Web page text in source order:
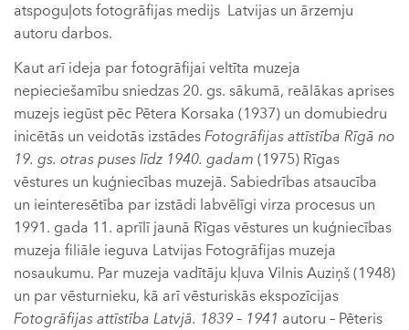
atspoguļots fotogrāfijas medijs Latvijas un ārzemju
autoru darbos.
Kaut arī ideja par fotogrāfijai veltīta muzeja
nepieciešamību sniedzas 20. gs. sākumā, reālākas aprises
muzejs iegūst pēc Pētera Korsaka (1937) un domubiedru
inicētās un veidotās izstādesFotogrāfijas attīstība Rīgā no
19. gs. otras puses līdz 1940. gadam (1975) Rīgas
vēstures un kuģniecības muzejā. Sabiedrības atsaucība
un ieinteresētība par izstādi labvēlīgi virza procesus un
1991. gada 11. aprīlī jaunā Rīgas vēstures un kuģniecības
muzeja filiāle ieguva Latvijas Fotogrāfijas muzeja
nosaukumu. Par muzeja vadītāju kļuva Vilnis Auziņš (1948)
un par vēsturnieku, kā arī vēsturiskās ekspozīcijas
Fotogrāfijas attīstība Latvjā. 1839 – 1941 autoru – Pēteris